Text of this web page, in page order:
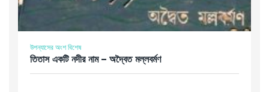
উপন্যাসের অংশ বিশেষ
তিতাস একটি নদীর নাম – অদ্বৈত মল্লবর্মণ